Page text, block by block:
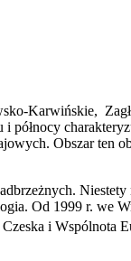
Karwińskie,
Obszar ten
Niestety
Od 1999 r. we
i Wspólnota